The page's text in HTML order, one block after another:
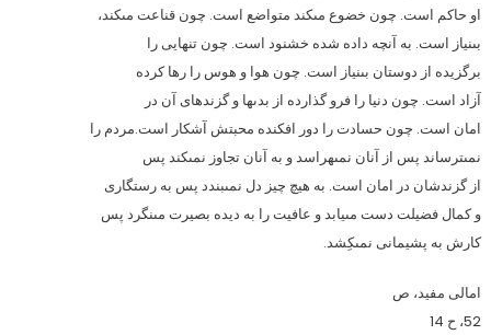
او حاكم است. چون خضوع مى‏كند متواضع است. چون قناعت مى‏كند،
بى‏نياز است. به آنچه داده شده خشنود است. چون تنهايى را
برگزيده از دوستان بى‏نياز است. چون هوا و هوس را رها كرده
آزاد است. چون دنيا را فرو گذارده از بدى‏ها و گزندهاى آن در
امان است. چون حسادت را دور افكنده محبتش آشكار است.مردم را
نمى‏ترساند پس از آنان نمى‏هراسد و به آنان تجاوز نمى‏كند پس
از گزندشان در امان است. به هيچ چيز دل نمى‏بندد پس به رستگارى
و كمال فضيلت دست مى‏يابد و عافيت را به ديده بصيرت مى‏نگرد پس
كارش به پشيمانى نمى‏كِشد.
امالى مفيد، ص
52، ح 14